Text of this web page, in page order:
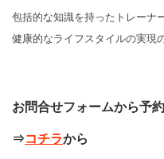
包括的な知識を持ったトレーナ
健康的なライフスタイルの実現
お問合せフォームから予
⇒コチラから